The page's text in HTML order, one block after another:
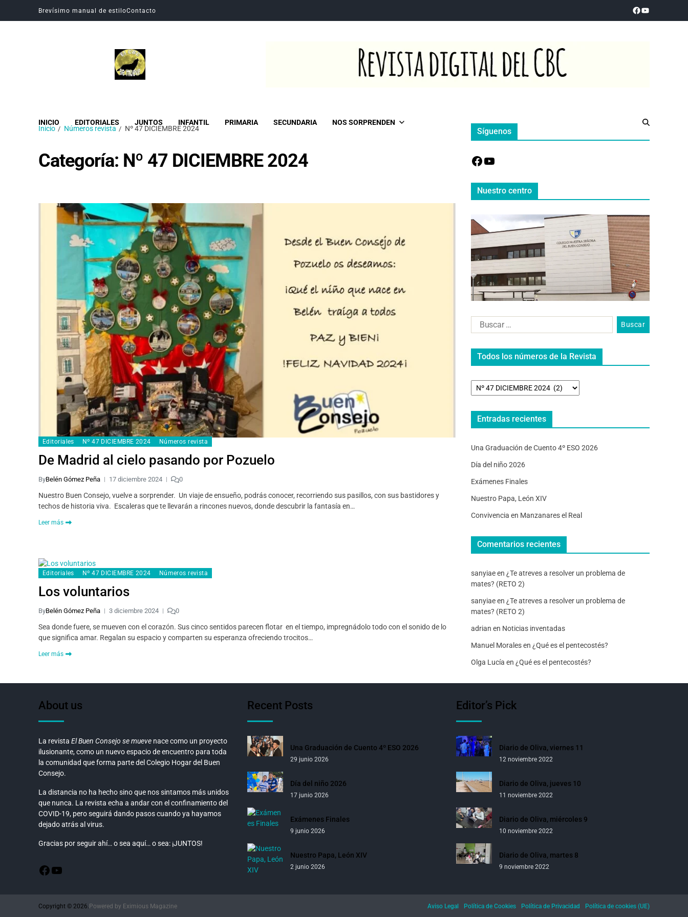
Brevísimo manual de estiloContacto
INICIO EDITORIALES JUNTOS INFANTIL PRIMARIA SECUNDARIA NOS SORPRENDEN
Inicio Números revista Nº 47 DICIEMBRE 2024
Categoría: Nº 47 DICIEMBRE 2024
Editoriales Nº 47 DICIEMBRE 2024 Números revista
De Madrid al cielo pasando por Pozuelo
ByBelén Gómez Peña 17 diciembre 2024 0
Nuestro Buen Consejo, vuelve a sorprender. Un viaje de ensueño, podrás conocer, recorriendo sus pasillos, con sus bastidores y
techos de historia viva. Escaleras que te llevarán a rincones nuevos, donde descubrir la fantasía en…
Leer más
Editoriales Nº 47 DICIEMBRE 2024 Números revista
Los voluntarios
ByBelén Gómez Peña 3 diciembre 2024 0
Sea donde fuere, se mueven con el corazón. Sus cinco sentidos parecen flotar en el tiempo, impregnádolo todo con el sonido de lo
que significa amar. Regalan su espacio y comparten su esperanza ofreciendo trocitos…
Leer más
Síguenos
Nuestro centro
Todos los números de la Revista
Entradas recientes
Una Graduación de Cuento 4º ESO 2026
Día del niño 2026
Exámenes Finales
Nuestro Papa, León XIV
Convivencia en Manzanares el Real
Comentarios recientes
sanyiaeen ¿Te atreves a resolver un problema de
mates? (RETO 2)
sanyiaeen ¿Te atreves a resolver un problema de
mates? (RETO 2)
adrian en Noticias inventadas
Manuel Moralesen ¿Qué es el pentecostés?
Olga Lucía en ¿Qué es el pentecostés?
About us
La revista El Buen Consejo se mueve nace como un proyecto
ilusionante, como un nuevo espacio de encuentro para toda
la comunidad que forma parte del Colegio Hogar del Buen
Consejo.
La distancia no ha hecho sino que nos sintamos más unidos
que nunca. La revista echa a andar con el confinamiento del
COVID-19, pero seguirá dando pasos cuando ya hayamos
dejado atrás al virus.
Gracias por seguir ahí… o sea aquí… o sea: ¡JUNTOS!
Recent Posts
Una Graduación de Cuento 4º ESO 2026
29 junio 2026
Día del niño 2026
17 junio 2026
Exámenes Finales
9 junio 2026
Nuestro Papa, León XIV
2 junio 2026
Editor’s Pick
Diario de Oliva, viernes 11
12 noviembre 2022
Diario de Oliva, jueves 10
11 noviembre 2022
Diario de Oliva, miércoles 9
10 noviembre 2022
Diario de Oliva, martes 8
9 noviembre 2022
Copyright © 2026. Powered by Eximious Magazine Aviso Legal Política de Cookies Política de Privacidad Política de cookies (UE)